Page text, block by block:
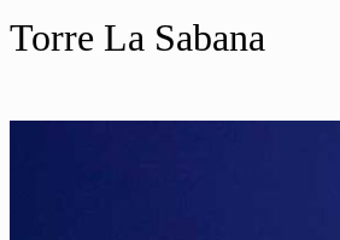
Torre La Sabana